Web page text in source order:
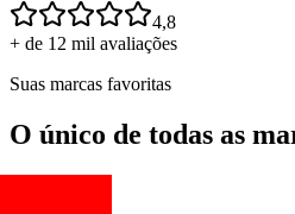
4,8
+ de 12 mil avaliações
Suas marcas favoritas
O único de todas as